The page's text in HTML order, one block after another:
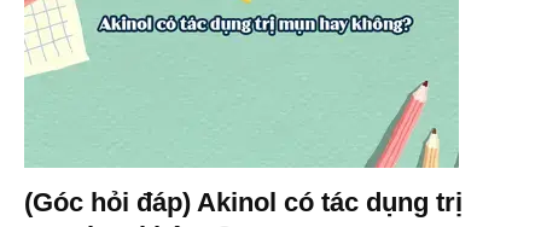
(Góc hỏi đáp) Akinol có tác dụng trị